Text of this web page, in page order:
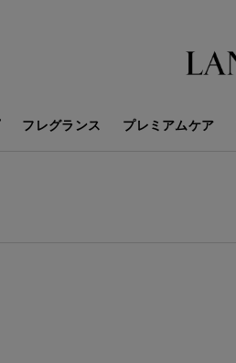
フレグランス プレミアムケア